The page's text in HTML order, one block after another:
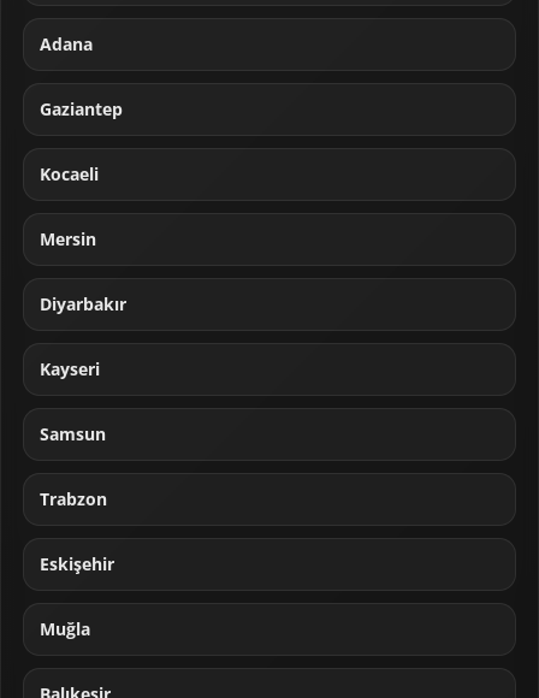
Adana
Gaziantep
Kocaeli
Mersin
Diyarbakır
Kayseri
Samsun
Trabzon
Eskişehir
Muğla